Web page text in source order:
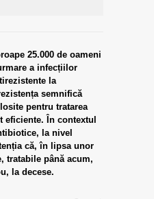
25.000 de oameni
a infecțiilor
la
semnifică
pentru tratarea
În contextul
la nivel
că, în lipsa unor
tratabile până acum,
la decese.